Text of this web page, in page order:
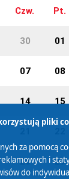
Czw. Pt.
30 01
07 08
14 15
28 29
pliki
za pomocą
i
do